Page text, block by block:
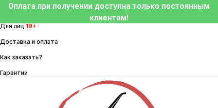
Перейти
содержимому
Оплата при получении доступна только постоянным
клиентам!
Для лиц 18+
Доставка и оплата
Как заказать?
Гарантии